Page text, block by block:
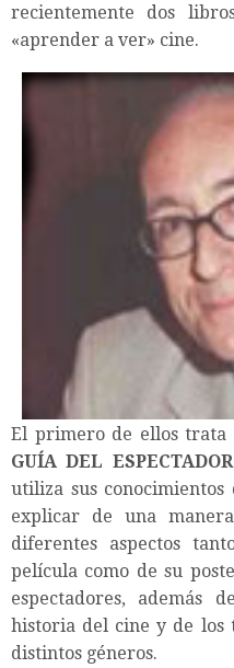
recientemente dos
«aprender a ver» cine.
El primero de ellos trata
GUÍA DEL
utiliza sus conocimientos
explicar de una
diferentes aspectos
película como de su
espectadores, además
historia del cine y de los
distintos géneros.